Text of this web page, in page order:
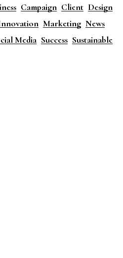
Campaign Client Design
Marketing News
Media Success Sustainable